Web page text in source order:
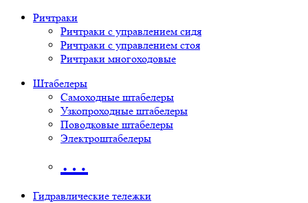
Ричтраки
Ричтраки с управлением сидя
Ричтраки с управлением стоя
Ричтраки многоходовые
Штабелеры
Самоходные штабелеры
Узкопроходные штабелеры
Поводковые штабелеры
Электроштабелеры
…
Гидравлические тележки